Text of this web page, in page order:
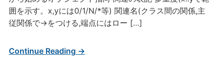
囲を示す。x,yには0/1/N/*等) 関連名(クラス間の関係,主
従関係で→をつける,端点にはロー […]
Continue Reading →